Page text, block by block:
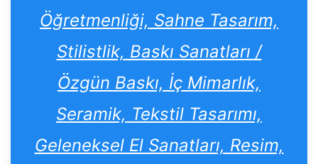
Öğretmenliği, Sahne Tasarım,
Stilistlik, Baskı Sanatları /
Özgün Baskı, İç Mimarlık,
Seramik, Tekstil Tasarımı,
Geleneksel El Sanatları, Resim,